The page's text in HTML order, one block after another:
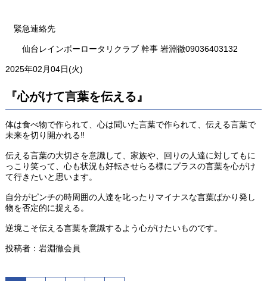
緊急連絡先
仙台レインボーロータリクラブ 幹事 岩淵徹09036403132
2025年02月04日(火)
『心がけて言葉を伝える』
体は食べ物で作られて、心は聞いた言葉で作られて、伝える言葉で
未来を切り開かれる‼️
伝える言葉の大切さを意識して、家族や、回りの人達に対してもに
っこり笑って、心も状況も好転させらる様にプラスの言葉を心がけ
て行きたいと思います。
自分がピンチの時周囲の人達を叱ったりマイナスな言葉ばかり発し
物を否定的に捉える。
逆境こそ伝える言葉を意識するよう心がけたいものです。
投稿者：岩淵徹会員